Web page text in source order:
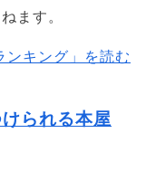
ます。
ンキング」を読む
られる本屋